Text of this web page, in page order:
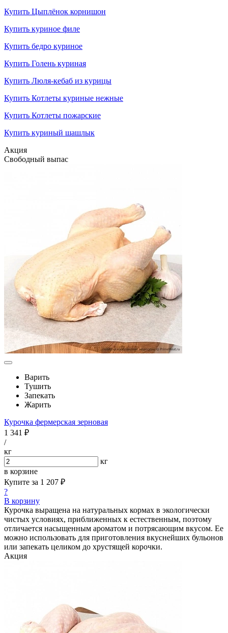
Купить Цыплёнок корнишон
Купить куриное филе
Купить бедро куриное
Купить Голень куриная
Купить Люля-кебаб из курицы
Купить Котлеты куриные нежные
Купить Котлеты пожарские
Купить куриный шашлык
Акция
Свободный выпас
Варить
Тушить
Запекать
Жарить
Курочка фермерская зерновая
1 341 ₽
/
кг
кг
в корзине
Купите за 1 207 ₽
?
В корзину
Курочка выращена на натуральных кормах в экологически
чистых условиях, приближенных к естественным, поэтому
отличается насыщенным ароматом и потрясающим вкусом. Ее
можно использовать для приготовления вкуснейших бульонов
или запекать целиком до хрустящей корочки.
Акция